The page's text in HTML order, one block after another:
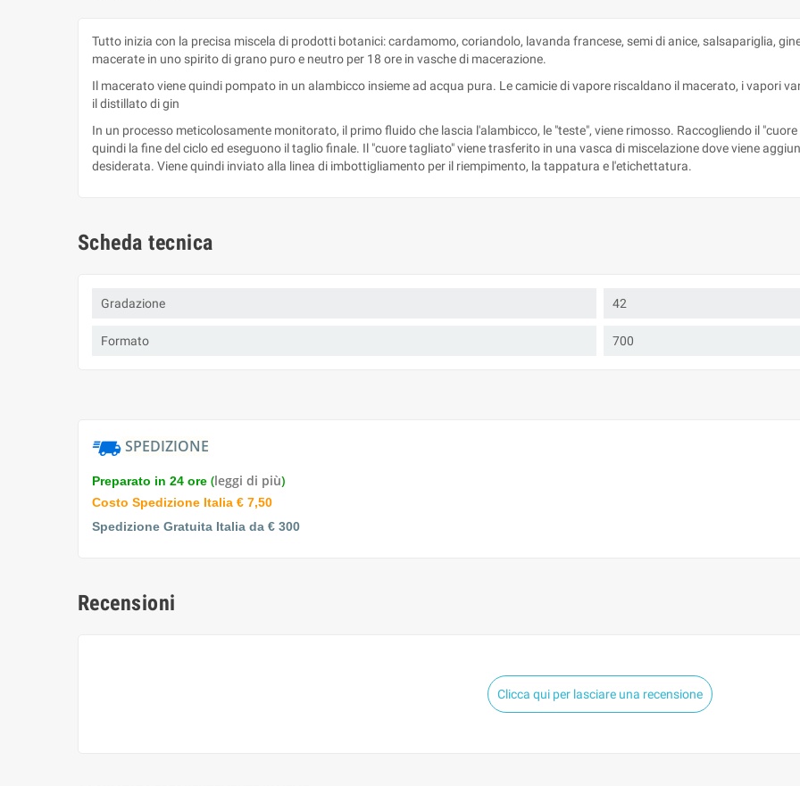
Tutto inizia con la precisa miscela di prodotti botanici: cardamomo, coriandolo, lavanda francese, semi di anice, salsapariglia,
macerate in uno spirito di grano puro e neutro per 18 ore in vasche di macerazione.
Il macerato viene quindi pompato in un alambicco insieme ad acqua pura. Le camicie di vapore riscaldano il macerato, i vapori
il distillato di gin
In un processo meticolosamente monitorato, il primo fluido che lascia l'alambicco, le "teste", viene rimosso. Raccogliendo il
quindi la fine del ciclo ed eseguono il taglio finale. Il "cuore tagliato" viene trasferito in una vasca di miscelazione dove viene
desiderata. Viene quindi inviato alla linea di imbottigliamento per il riempimento, la tappatura e l'etichettatura.
Scheda tecnica
Gradazione 42
Formato 700
SPEDIZIONE
Preparato in 24 ore (leggi di più)
Costo Spedizione Italia € 7,50
Spedizione Gratuita Italia da € 300
Recensioni
Clicca qui per lasciare una recensione